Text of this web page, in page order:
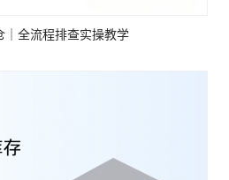
全流程排查实操教学